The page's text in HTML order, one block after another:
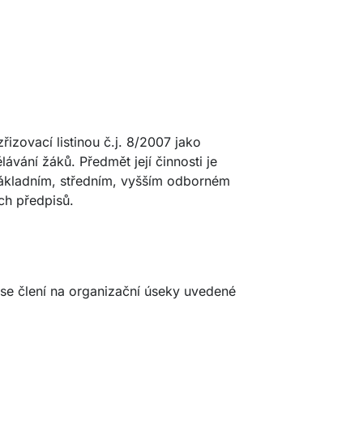
listinou č.j. 8/2007 jako
žáků. Předmět její činnosti je
středním, vyšším odborném
předpisů.
člení na organizační úseky uvedené